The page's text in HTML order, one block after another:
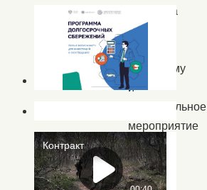
Батаевка
провели
игровую
программу
и
увлекательное
мероприятие
для
ребят
летних